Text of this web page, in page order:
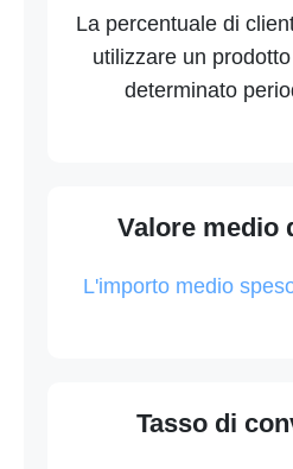
La percentuale di
utilizzare un
determinato
Valore medio
L'importo medio
Tasso di